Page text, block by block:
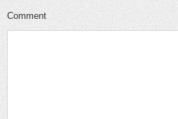
Comment